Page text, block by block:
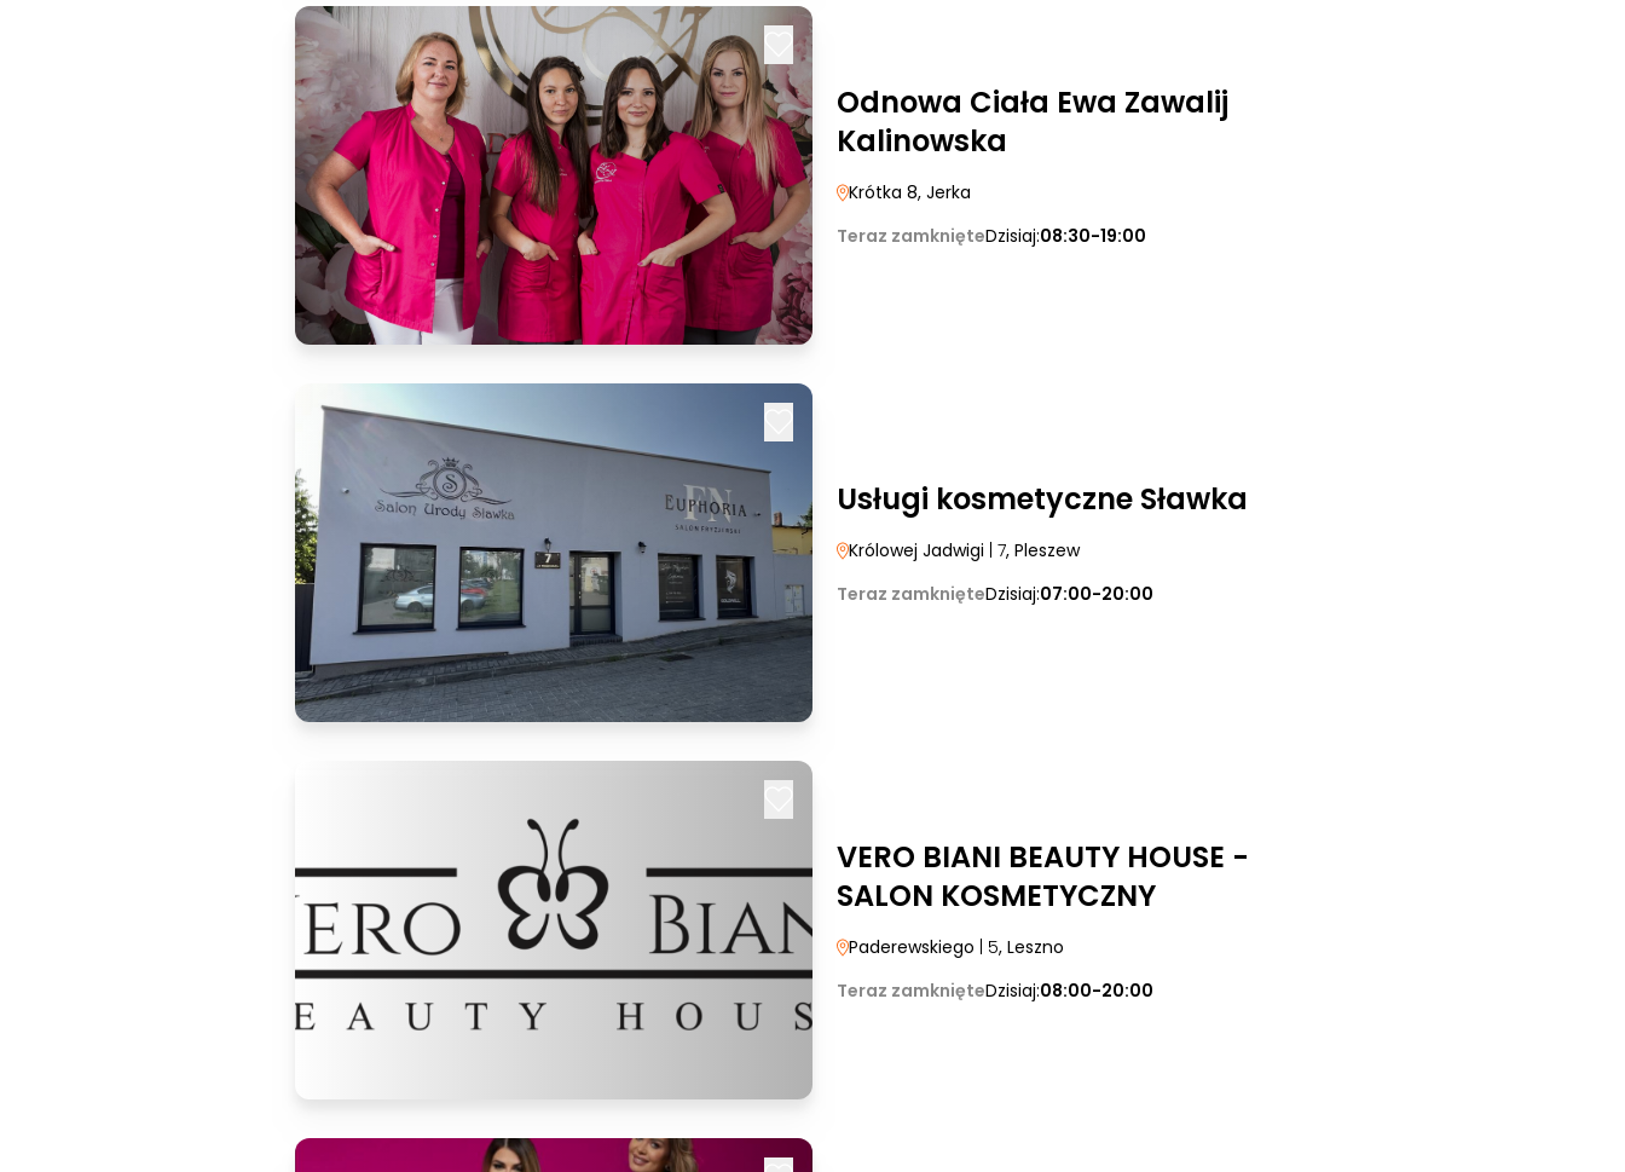
Odnowa Ciała Ewa Zawalij
Kalinowska
Krótka 8, Jerka
Teraz zamknięteDzisiaj:08:30-19:00
Usługi kosmetyczne Sławka
Królowej Jadwigi | 7, Pleszew
Teraz zamknięteDzisiaj:07:00-20:00
VERO BIANI BEAUTY HOUSE -
SALON KOSMETYCZNY
Paderewskiego | 5, Leszno
Teraz zamknięteDzisiaj:08:00-20:00